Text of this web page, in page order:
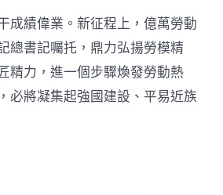
成績偉業。新征程上，億萬勞動
總書記囑托，鼎力弘揚勞模精
精力，進一個步驟煥發勞動熱
必將凝集起強國建設、平易近族